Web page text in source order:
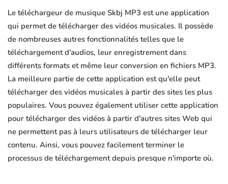
Le téléchargeur de musique Skbj MP3 est une application
qui permet de télécharger des vidéos musicales. Il possède
de nombreuses autres fonctionnalités telles que le
téléchargement d'audios, leur enregistrement dans
différents formats et même leur conversion en fichiers MP3.
La meilleure partie de cette application est qu'elle peut
télécharger des vidéos musicales à partir des sites les plus
populaires. Vous pouvez également utiliser cette application
pour télécharger des vidéos à partir d'autres sites Web qui
ne permettent pas à leurs utilisateurs de télécharger leur
contenu. Ainsi, vous pouvez facilement terminer le
processus de téléchargement depuis presque n'importe où.